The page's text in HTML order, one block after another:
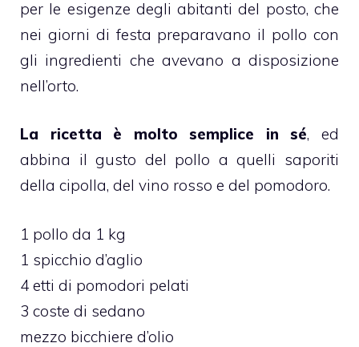
per le esigenze degli abitanti del posto, che
nei giorni di festa preparavano il pollo con
gli ingredienti che avevano a disposizione
nell’orto.
La ricetta è molto semplice in sé, ed
abbina il gusto del pollo a quelli saporiti
della cipolla, del vino rosso e del pomodoro.
1 pollo da 1 kg
1 spicchio d’aglio
4 etti di pomodori pelati
3 coste di sedano
mezzo bicchiere d’olio